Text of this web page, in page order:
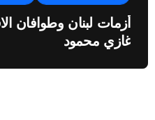
أزمات لبنان وطوافان
غازي محمود